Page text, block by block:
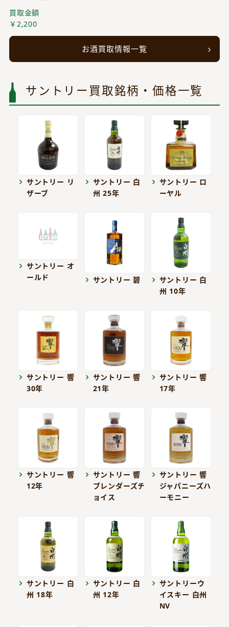
買取金額
￥2,200
お酒買取情報一覧
サントリー買取銘柄・価格一覧
サントリー リ
ザーブ
サントリー 白
州 25年
サントリー ロ
ーヤル
サントリー オ
ールド
サントリー 碧
サントリー 白
州 10年
サントリー 響
30年
サントリー 響
21年
サントリー 響
17年
サントリー 響
12年
サントリー 響
ブレンダーズチ
ョイス
サントリー 響
ジャパニーズハ
ーモニー
サントリー 白
州 18年
サントリー 白
州 12年
サントリーウ
イスキー 白州
NV